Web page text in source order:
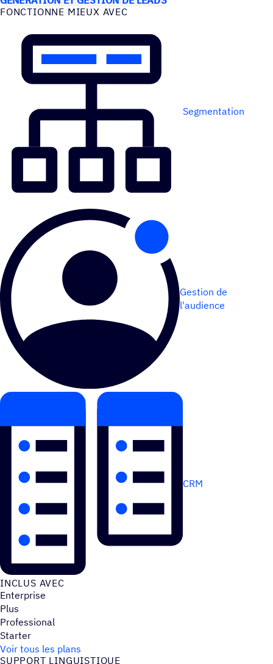
FONC­TIONNE MIEUX AVEC
Segmentation
Gestion de
l'audience
CRM
INCLUS AVEC
Enterprise
Plus
Professional
Starter
Voir tous les plans
SUPPORT LINGUIS­TIQUE